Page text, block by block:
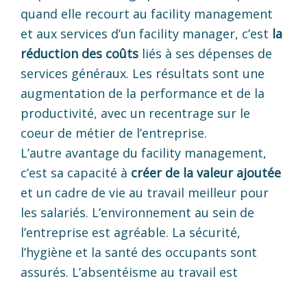
quand elle recourt au facility management
et aux services d’un facility manager, c’est la
réduction des coûts liés à ses dépenses de
services généraux. Les résultats sont une
augmentation de la performance et de la
productivité, avec un recentrage sur le
coeur de métier de l’entreprise.
L’autre avantage du facility management,
c’est sa capacité à créer de la valeur ajoutée
et un cadre de vie au travail meilleur pour
les salariés. L’environnement au sein de
l’entreprise est agréable. La sécurité,
l’hygiène et la santé des occupants sont
assurés. L’absentéisme au travail est